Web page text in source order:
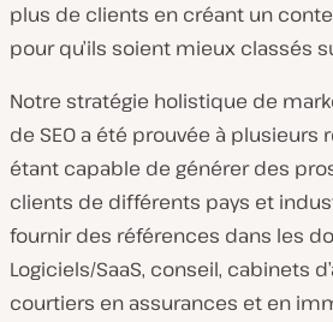
plus de clients en créant un
pour qu’ils soient mieux classés
Notre stratégie holistique de
de SEO a été prouvée à
étant capable de générer des
clients de différents pays et
fournir des références dans les
Logiciels/SaaS, conseil, cabinets
courtiers en assurances et en